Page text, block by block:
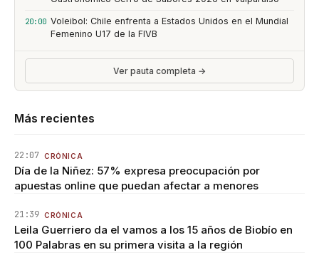
20:00 Voleibol: Chile enfrenta a Estados Unidos en el Mundial
Femenino U17 de la FIVB
Ver pauta completa →
Más recientes
22:07 CRÓNICA
Día de la Niñez: 57% expresa preocupación por
apuestas online que puedan afectar a menores
21:39 CRÓNICA
Leila Guerriero da el vamos a los 15 años de Biobío en
100 Palabras en su primera visita a la región